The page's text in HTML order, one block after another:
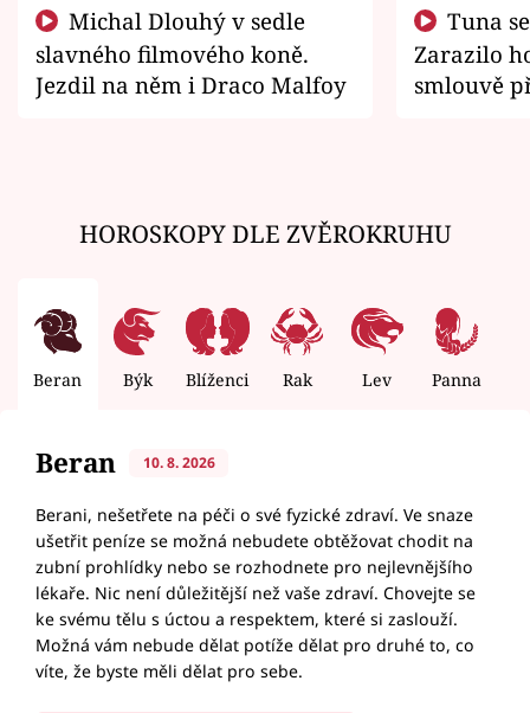
slavného filmového koně.
Jezdil na něm i Draco Malfoy
Zarazilo
smlouvě
HOROSKOPY DLE ZVĚROKRUHU
Beran Býk Blíženci Rak Lev Panna
Beran 10. 8. 2026
Berani, nešetřete na péči o své fyzické zdraví. Ve snaze
ušetřit peníze se možná nebudete obtěžovat chodit na
zubní prohlídky nebo se rozhodnete pro nejlevnějšího
lékaře. Nic není důležitější než vaše zdraví. Chovejte se
ke svému tělu s úctou a respektem, které si zaslouží.
Možná vám nebude dělat potíže dělat pro druhé to, co
víte, že byste měli dělat pro sebe.